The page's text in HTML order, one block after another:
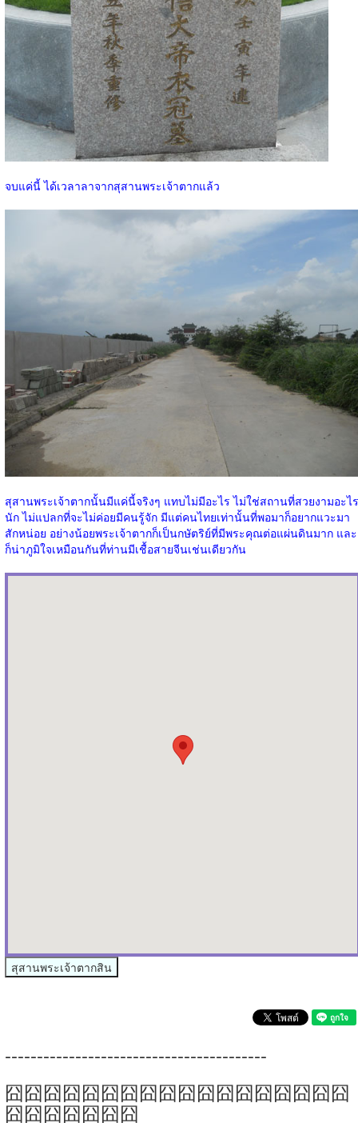
จบแค่นี้ ได้เวลาลาจากสุสานพระเจ้าตากแล้ว
สุสานพระเจ้าตากนั้นมีแค่นี้จริงๆ แทบไม่มีอะไร ไม่ใช่สถานที่สวยงามอะไร
นัก ไม่แปลกที่จะไม่ค่อยมีคนรู้จัก มีแต่คนไทยเท่านั้นที่พอมาก็อยากแวะมา
สักหน่อย อย่างน้อยพระเจ้าตากก็เป็นกษัตริย์ที่มีพระคุณต่อแผ่นดินมาก และ
ก็น่าภูมิใจเหมือนกันที่ท่านมีเชื้อสายจีนเช่นเดียวกัน
สุสานพระเจ้าตากสิน
-----------------------------------------
囧囧囧囧囧囧囧囧囧囧囧囧囧囧囧囧囧囧
囧囧囧囧囧囧囧